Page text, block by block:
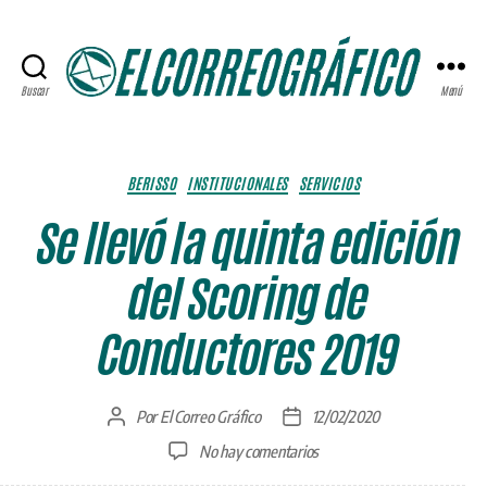
Buscar Menú
Categorías
BERISSO INSTITUCIONALES SERVICIOS
Se llevó la quinta edición
del Scoring de
Conductores 2019
AutorPorEl Correo Gráfico
Fecha12/02/2020
No hay comentariosen